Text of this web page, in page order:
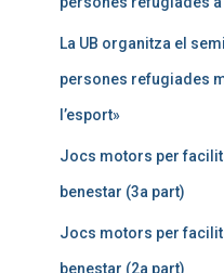
La UB organitza el
persones refugiades
l’esport»
Jocs motors per
benestar (3a part)
Jocs motors per
benestar (2a part)